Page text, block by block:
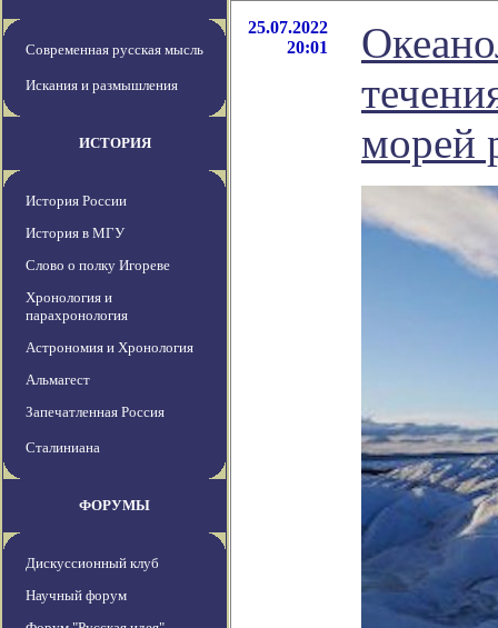
Современная русская мысль
Искания и размышления
ИСТОРИЯ
История России
История в МГУ
Слово о полку Игореве
Хронология и
парахронология
Астрономия и Хронология
Альмагест
Запечатленная Россия
Сталиниана
ФОРУМЫ
Дискуссионный клуб
Научный форум
25.07.2022
20:01
морей